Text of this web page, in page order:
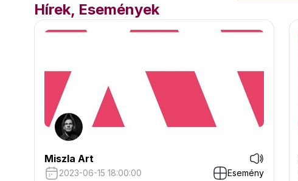
Hírek, Események
Miszla Art
2023-06-15 18:00:00 Esemény